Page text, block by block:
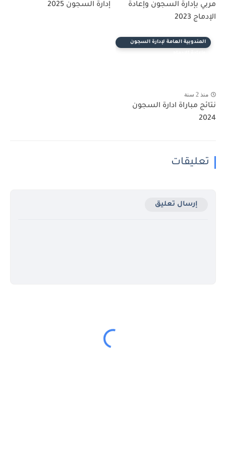
مربي بإدارة السجون وإعادة
الإدماج 2023
إدارة السجون 2025
المندوبية العامة لإدارة السجون
منذ 2 سنة
نتائج مباراة ادارة السجون
2024
تعليقات
إرسال تعليق